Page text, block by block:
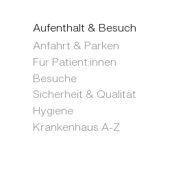
Aufenthalt & Besuch
Anfahrt & Parken
Für Patient:innen
Besuche
Sicherheit & Qualität
Hygiene
Krankenhaus A-Z